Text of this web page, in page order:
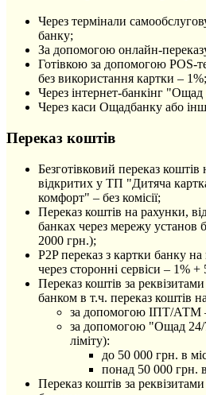
Через термінали
банку;
За допомогою онлайн-
Готівкою за допомогою POS-
без використання картки – 1%;
Через інтернет-банкінг
Через каси Ощадбанку або
Переказ коштів
Безготівковий переказ
відкритих у ТП "Дитяча
комфорт" – без комісії;
Переказ коштів на рахунки,
банках через мережу установ
2000 грн.);
P2P переказ з картки банку
через сторонні сервіси – 1% +
Переказ коштів за
банком в т.ч. переказ коштів
за допомогою ІПТ/АТМ
за допомогою "Ощад
ліміту):
до 50 000 грн. в
понад 50 000 грн.
Переказ коштів за